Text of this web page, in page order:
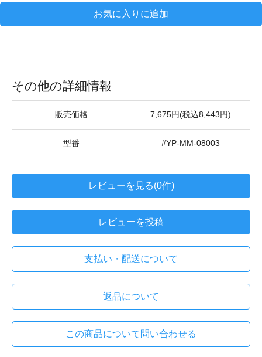
お気に入りに追加
その他の詳細情報
販売価格 7,675円(税込8,443円)
型番 #YP-MM-08003
レビューを見る(0件)
レビューを投稿
支払い・配送について
返品について
この商品について問い合わせる